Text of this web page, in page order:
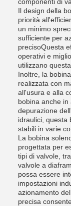
Il design della
priorità
un minimo
sufficiente per
precisoQuesta
operativi e
utilizzano
Inoltre, la
realizzata con
all'usura e alla
bobina anche in
depurazione
idraulici, questa
stabili in varie
La bobina
progettata per
tipi di valvole,
valvole a
possa essere
impostazioni
azionamento
precisa